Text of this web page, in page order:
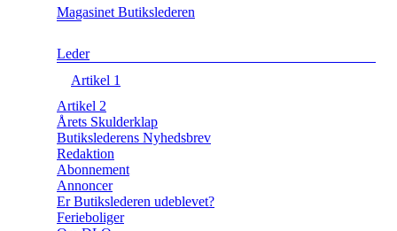
Magasinet Butikslederen
Leder
Artikel 1
Artikel 2
Årets Skulderklap
Butikslederens Nyhedsbrev
Redaktion
Abonnement
Annoncer
Er Butikslederen udeblevet?
Ferieboliger